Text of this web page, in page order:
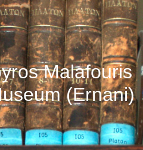
Malafouris
(Ernani)